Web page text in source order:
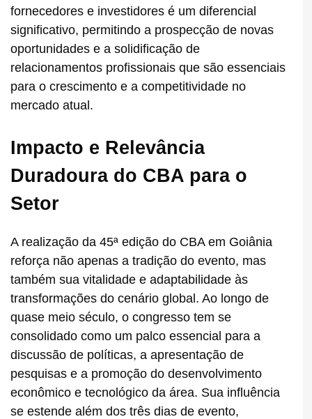
fornecedores e investidores é um diferencial
significativo, permitindo a prospecção de novas
oportunidades e a solidificação de
relacionamentos profissionais que são essenciais
para o crescimento e a competitividade no
mercado atual.
Impacto e Relevância
Duradoura do CBA para o
Setor
A realização da 45ª edição do CBA em Goiânia
reforça não apenas a tradição do evento, mas
também sua vitalidade e adaptabilidade às
transformações do cenário global. Ao longo de
quase meio século, o congresso tem se
consolidado como um palco essencial para a
discussão de políticas, a apresentação de
pesquisas e a promoção do desenvolvimento
econômico e tecnológico da área. Sua influência
se estende além dos três dias de evento,